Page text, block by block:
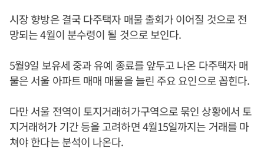
시장 향방은 결국 다주택자 매물 출회가 이어질 것으로 전
망되는 4월이 분수령이 될 것으로 보인다.
5월9일 보유세 중과 유예 종료를 앞두고 나온 다주택자 매
물은 서울 아파트 매매 매물을 늘린 주요 요인으로 꼽힌다.
다만 서울 전역이 토지거래허가구역으로 묶인 상황에서 토
지거래허가 기간 등을 고려하면 4월15일까지는 거래를 마
쳐야 한다는 분석이 나온다.